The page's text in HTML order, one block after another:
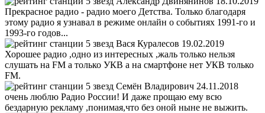
Прекрасное радио - радио моего Детства. Только благодаря
этому радио я узнавал в режиме онлайн о событиях 1991-го и
1993-го годов...
Вася Куралесов 19.02.2019
Хорошее радио ,одно из интересных ,жаль только нельзя
слушать на FM а только УКВ а на смартфоне нет УКВ только
FM.
Семён Владирович 24.11.2018
очень люблю Радио России! И даже прощаю ему всю
бездарную рекламу ,понимая,что без оной ныне не выжить.